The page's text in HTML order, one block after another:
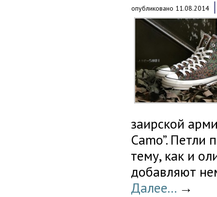
опубликовано 11.08.2014
заирской
Camo”.
тему, как и
добавляют
Далее... →